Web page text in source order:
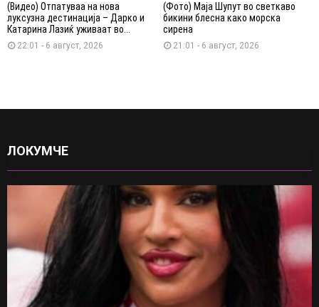
(Видео) Отпатуваа на нова
луксузна дестинација – Дарко и
Катарина Лазиќ уживаат во...
22:01 - 6 август, 2026
(Фото) Маја Шупут во светкаво
бикини блесна како морска
сирена
21:01 - 6 август, 2026
ЛОКУМЧЕ